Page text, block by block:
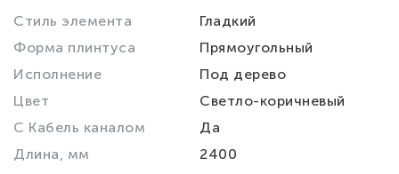
Стиль элемента
Гладкий
Форма плинтуса
Прямоугольный
Исполнение
Под дерево
Цвет
Светло-коричневый
С Кабель каналом
Да
Длина, мм
2400